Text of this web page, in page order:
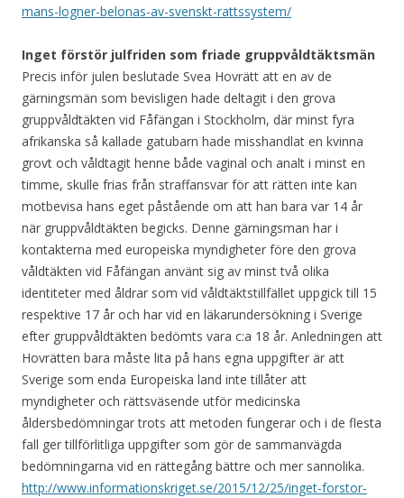
mans-logner-belonas-av-svenskt-rattssystem/
Inget förstör julfriden som friade gruppvåldtäktsmän
Precis inför julen beslutade Svea Hovrätt att en av de
gärningsmän som bevisligen hade deltagit i den grova
gruppvåldtäkten vid Fåfängan i Stockholm, där minst fyra
afrikanska så kallade gatubarn hade misshandlat en kvinna
grovt och våldtagit henne både vaginal och analt i minst en
timme, skulle frias från straffansvar för att rätten inte kan
motbevisa hans eget påstående om att han bara var 14 år
när gruppvåldtäkten begicks. Denne gärningsman har i
kontakterna med europeiska myndigheter före den grova
våldtäkten vid Fåfängan använt sig av minst två olika
identiteter med åldrar som vid våldtäktstillfället uppgick till 15
respektive 17 år och har vid en läkarundersökning i Sverige
efter gruppvåldtäkten bedömts vara c:a 18 år. Anledningen att
Hovrätten bara måste lita på hans egna uppgifter är att
Sverige som enda Europeiska land inte tillåter att
myndigheter och rättsväsende utför medicinska
åldersbedömningar trots att metoden fungerar och i de flesta
fall ger tillförlitliga uppgifter som gör de sammanvägda
bedömningarna vid en rättegång bättre och mer sannolika.
http://www.informationskriget.se/2015/12/25/inget-forstor-